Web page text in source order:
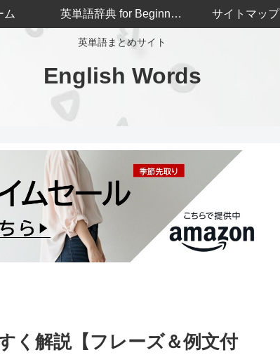
英単語まとめサイト
English Words
ム 英単語辞典 for Beginners サイトマップ
く解説【フレーズ＆例文付